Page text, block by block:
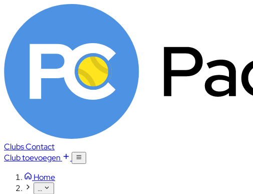
ClubsContact
Club toevoegen
Home
...